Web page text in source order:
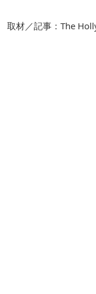
取材／記事：The